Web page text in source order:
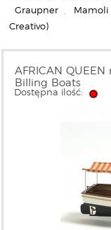
Graupner Mamoli
Creativo)
AFRICAN
Billing Boats
Dostępna ilość: